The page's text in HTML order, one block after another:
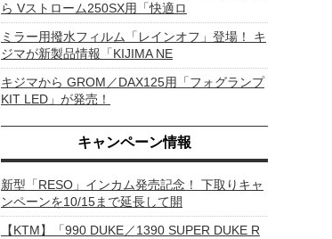
ら Vストローム250SX用「快適ロ
ミラー用撥水フィルム「レインオフ」登場！ キ
ジマが新製品情報「KIJIMA NE
キジマから GROM／DAX125用「フォグランプ
KIT LED」が発売！
キャンペーン情報
新型「RESO」インカム発売記念！ 下取りキャ
ンペーンを10/15まで延長して開
【KTM】「990 DUKE／1390 SUPER DUKE R